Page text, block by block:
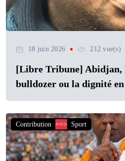
18 juin 2026 212 vue(s)
[Libre Tribune] Abidjan,
bulldozer ou la dignité
Contribution ==> Sport